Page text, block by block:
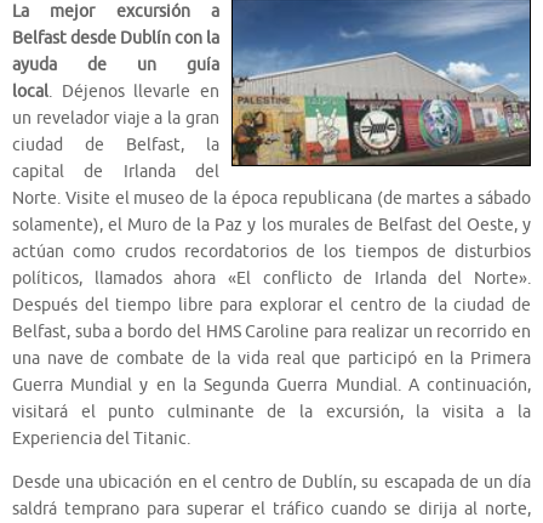
La mejor excursión a
Belfast desde Dublín con la
ayuda de un guía
local. Déjenos llevarle en
un revelador viaje a la gran
ciudad de Belfast, la
capital de Irlanda del
Norte. Visite el museo de la época republicana (de martes a sábado
solamente), el Muro de la Paz y los murales de Belfast del Oeste, y
actúan como crudos recordatorios de los tiempos de disturbios
políticos, llamados ahora «El conflicto de Irlanda del Norte».
Después del tiempo libre para explorar el centro de la ciudad de
Belfast, suba a bordo del HMS Caroline para realizar un recorrido en
una nave de combate de la vida real que participó en la Primera
Guerra Mundial y en la Segunda Guerra Mundial. A continuación,
visitará el punto culminante de la excursión, la visita a la
Experiencia del Titanic.
Desde una ubicación en el centro de Dublín, su escapada de un día
saldrá temprano para superar el tráfico cuando se dirija al norte,